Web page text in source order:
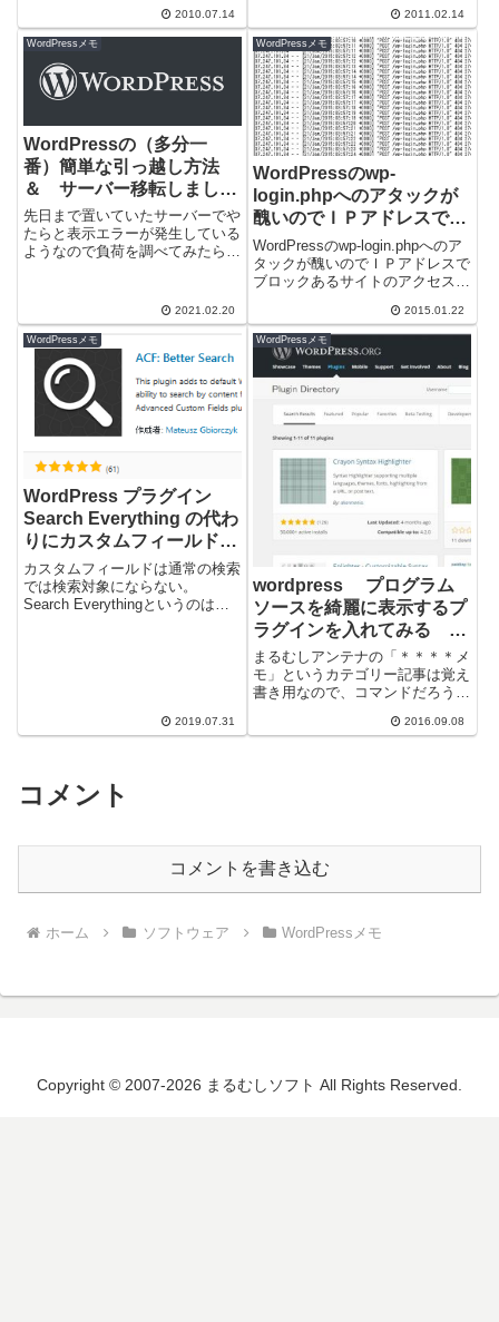
れてしまう。どうやらユーザー、
グ...
2010.07.14 2011.02.14
WordPressメモ
WordPressの（多分一
番）簡単な引っ越し方法
＆ サーバー移転しました
報告。 CORESERVER
CORE-X
先日まで置いていたサーバーでや
たらと表示エラーが発生している
ようなので負荷を調べてみたら、
2021.02.20
WordPressメモ
WordPressのwp-
login.phpへのアタックが
醜いのでＩＰアドレスでブ
ロック
WordPressのwp-login.phpへのア
タックが醜いのでＩＰアドレスで
ブロックあるサイトのアクセスロ
グがふくれている。訪...2015.01.22
WordPressメモ
WordPress プラグイン
Search Everything の代わ
りにカスタムフィールド検
索ができるもの ACF:
Better Search
カスタムフィールドは通常の検索
では検索対象にならない。
Search Everythingというのは、
2019.07.31
WordPressメモ
wordpress プログラム
ソースを綺麗に表示するプ
ラグインを入れてみる
Crayon Syntax
Highlighter
まるむしアンテナの「＊＊＊＊メ
モ」というカテゴリー記事は覚え
書き用なので、コマンドだろうが
ったのだが、自分でもコード再利
2016.09.08
コメント
コメントを書き込む
ホーム ソフトウェア WordPressメモ
Copyright © 2007-2026 まるむしソフト All Rights Reserved.